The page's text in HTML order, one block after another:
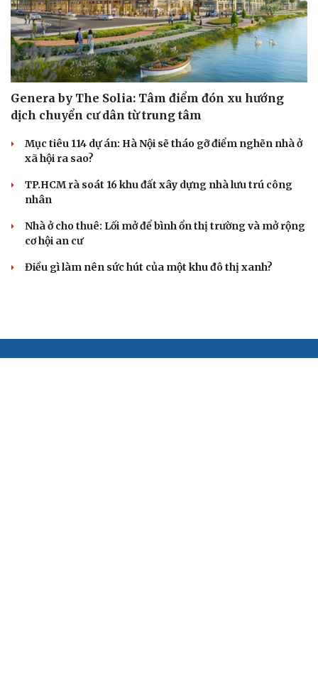
Genera by The Solia: Tâm điểm đón xu hướng
dịch chuyển cư dân từ trung tâm
Mục tiêu 114 dự án: Hà Nội sẽ tháo gỡ điểm nghẽn nhà ở
xã hội ra sao?
TP.HCM rà soát 16 khu đất xây dựng nhà lưu trú công
nhân
Nhà ở cho thuê: Lối mở để bình ổn thị trường và mở rộng
cơ hội an cư
Điều gì làm nên sức hút của một khu đô thị xanh?